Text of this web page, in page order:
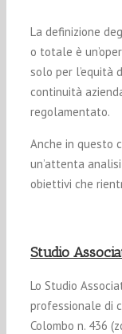
La definizione
o totale è
solo per l’equità
continuità
regolamentato.
Anche in questo
un’attenta
obiettivi che
Studio
Lo Studio
professionale di
Colombo n. 436